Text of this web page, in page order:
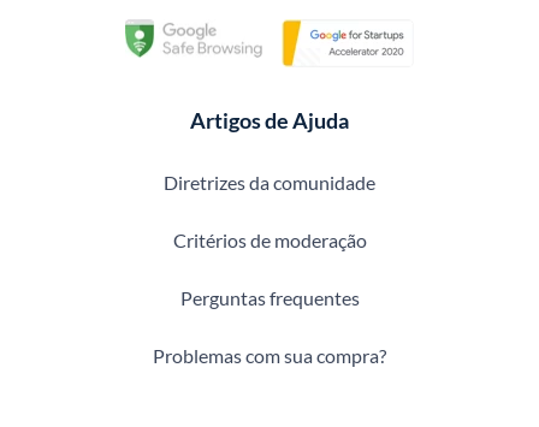
Artigos de Ajuda
Diretrizes da comunidade
Critérios de moderação
Perguntas frequentes
Problemas com sua compra?